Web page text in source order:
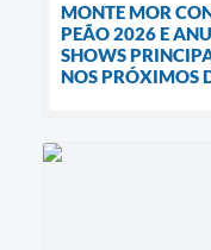
MONTE MOR
PEÃO 2026 E
SHOWS
NOS PRÓXIMOS